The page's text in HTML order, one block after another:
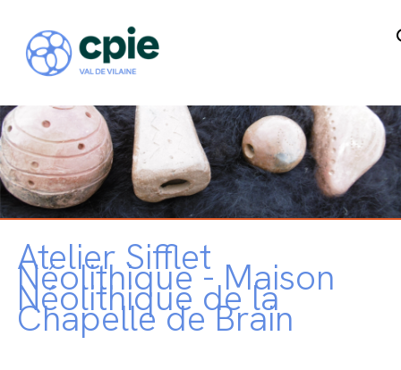
Atelier Sifflet
Néolithique - Maison
Néolithique de la
Chapelle de Brain